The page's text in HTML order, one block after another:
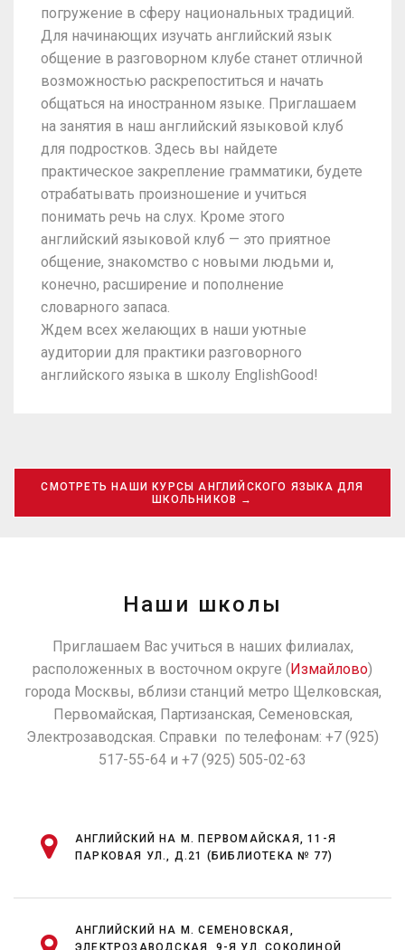
погружение в сферу национальных традиций.
Для начинающих изучать английский язык
общение в разговорном клубе станет отличной
возможностью раскрепоститься и начать
общаться на иностранном языке. Приглашаем
на занятия в наш английский языковой клуб
для подростков. Здесь вы найдете
практическое закрепление грамматики, будете
отрабатывать произношение и учиться
понимать речь на слух. Кроме этого
английский языковой клуб — это приятное
общение, знакомство с новыми людьми и,
конечно, расширение и пополнение
словарного запаса.
Ждем всех желающих в наши уютные
аудитории для практики разговорного
английского языка в школу EnglishGood!
СМОТРЕТЬ НАШИ КУРСЫ АНГЛИЙСКОГО ЯЗЫКА ДЛЯ
ШКОЛЬНИКОВ →
Наши школы
Приглашаем Вас учиться в наших филиалах,
расположенных в восточном округе (Измайлово)
города Москвы, вблизи станций метро Щелковская,
Первомайская, Партизанская, Семеновская,
Электрозаводская. Справки по телефонам: +7 (925)
517-55-64 и +7 (925) 505-02-63
АНГЛИЙСКИЙ НА М. ПЕРВОМАЙСКАЯ, 11-Я
ПАРКОВАЯ УЛ., Д.21 (БИБЛИОТЕКА № 77)
АНГЛИЙСКИЙ НА М. СЕМЕНОВСКАЯ,
ЭЛЕКТРОЗАВОДСКАЯ, 9-Я УЛ. СОКОЛИНОЙ